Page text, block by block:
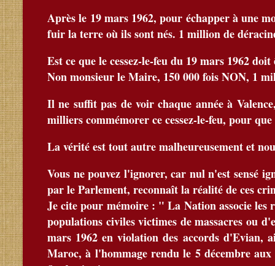
Après le 19 mars 1962, pour échapper à une
fuir la terre où ils sont nés. 1 million de
Est ce que le cessez-le-feu du 19 mars 1962
Non monsieur le Maire, 150 000 fois NON, 1
Il ne suffit pas de voir chaque année à
milliers commémorer ce cessez-le-feu, pour
La vérité est tout autre malheureusement et
Vous ne pouvez l'ignorer, car nul n'est sensé
par le Parlement, reconnaît la réalité de ces
Je cite pour mémoire : " La Nation associe les
populations civiles victimes de massacres ou
mars 1962 en violation des accords d'Evian,
Maroc, à l'hommage rendu le 5 décembre